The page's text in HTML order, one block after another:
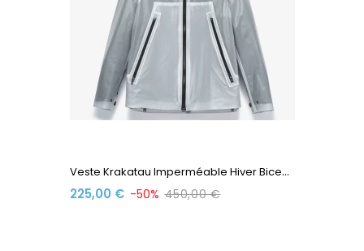
V
Este Krakatau Imperméable Hiver Bicep QM480-4...
225,00 € -50% 450,00 €